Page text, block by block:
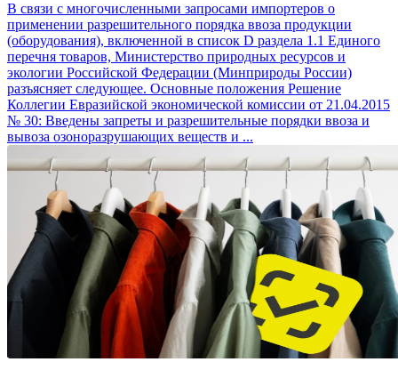
В связи с многочисленными запросами импортеров о
применении разрешительного порядка ввоза продукции
(оборудования), включенной в список D раздела 1.1 Единого
перечня товаров, Министерство природных ресурсов и
экологии Российской Федерации (Минприроды России)
разъясняет следующее. Основные положения Решение
Коллегии Евразийской экономической комиссии от 21.04.2015
№ 30: Введены запреты и разрешительные порядки ввоза и
вывоза озоноразрушающих веществ и ...